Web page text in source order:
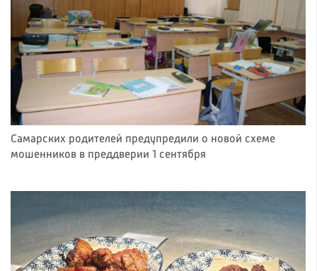
Самарских родителей предупредили о новой схеме
мошенников в преддверии 1 сентября